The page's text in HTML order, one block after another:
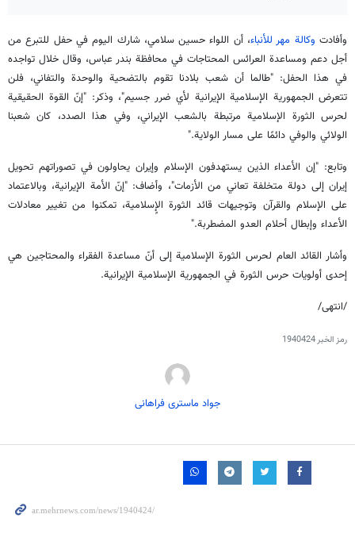
وأفادت وكالة مهر للأنباء، أن اللواء حسين سلامي، شارك اليوم في حفل للتبرع من
أجل دعم ومساعدة العرائس المحتاجات في محافظة بندر عباس، وقال خلال تواجده
في هذا الحفل: "طالما أن شعب بلادنا تقوم بالتضحية والوحدة والتفاني، فلن
تتعرض الجمهورية الإسلامية الإيرانية لأي ضرر جسيم"، وذكر: "إنّ القوة الحقيقية
لحرس الثورة الإسلامية مرتبطة بالشعب الإيراني، وفي هذا الصدد، كان شعبنا
الولائي والوفي دائمًا على مسار الولاية."
وتابع: "إن الأعداء الذين يستهدفون الإسلام وإيران يحاولون في تصوراتهم تحويل
إيران إلى دولة متخلفة تعاني من الأزمات"، وأضاف: "إنّ الأمة الإيرانية، وبالاعتماد
على الإسلام والقرآن وتوجيهات قائد الثورة الإٍسلامية، تمكنوا من تغيير معادلات
الأعداء وإبطال أحلام العدو المضطربة."
وأشار القائد العام لحرس الثورة الإسلامية إلى أنّ مساعدة الفقراء والمحتاجين هي
إحدى أولويات حرس الثورة في الجمهورية الإسلامية الإيرانية.
/انتهى/
رمز الخبر1940424
جواد ماستری فراهانی